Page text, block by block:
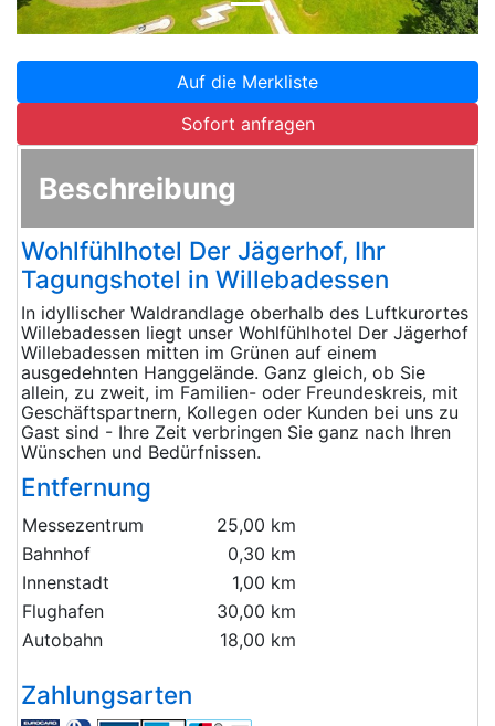
Auf die Merkliste
Sofort anfragen
Beschreibung
Wohlfühlhotel Der Jägerhof, Ihr
Tagungshotel in Willebadessen
In idyllischer Waldrandlage oberhalb des Luftkurortes
Willebadessen liegt unser Wohlfühlhotel Der Jägerhof
Willebadessen mitten im Grünen auf einem
ausgedehnten Hanggelände. Ganz gleich, ob Sie
allein, zu zweit, im Familien- oder Freundeskreis, mit
Geschäftspartnern, Kollegen oder Kunden bei uns zu
Gast sind - Ihre Zeit verbringen Sie ganz nach Ihren
Wünschen und Bedürfnissen.
Entfernung
Messezentrum
25,00 km
Bahnhof
0,30 km
Innenstadt
1,00 km
Flughafen
30,00 km
Autobahn
18,00 km
Zahlungsarten